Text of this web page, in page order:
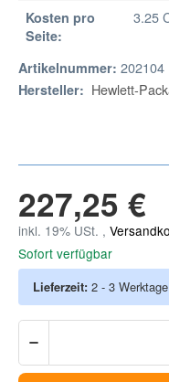
Kosten pro
Seite:
3.25
Artikelnummer: 202104
Hersteller: Hewlett-
227,25 €
inkl. 19% USt. ,
Sofort verfügbar
Lieferzeit: 2 - 3 Werktage